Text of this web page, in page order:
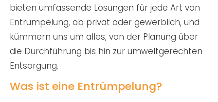
bieten umfassende Lösungen für jede Art von
Entrümpelung, ob privat oder gewerblich, und
kümmern uns um alles, von der Planung über
die Durchführung bis hin zur umweltgerechten
Entsorgung.
Was ist eine Entrümpelung?